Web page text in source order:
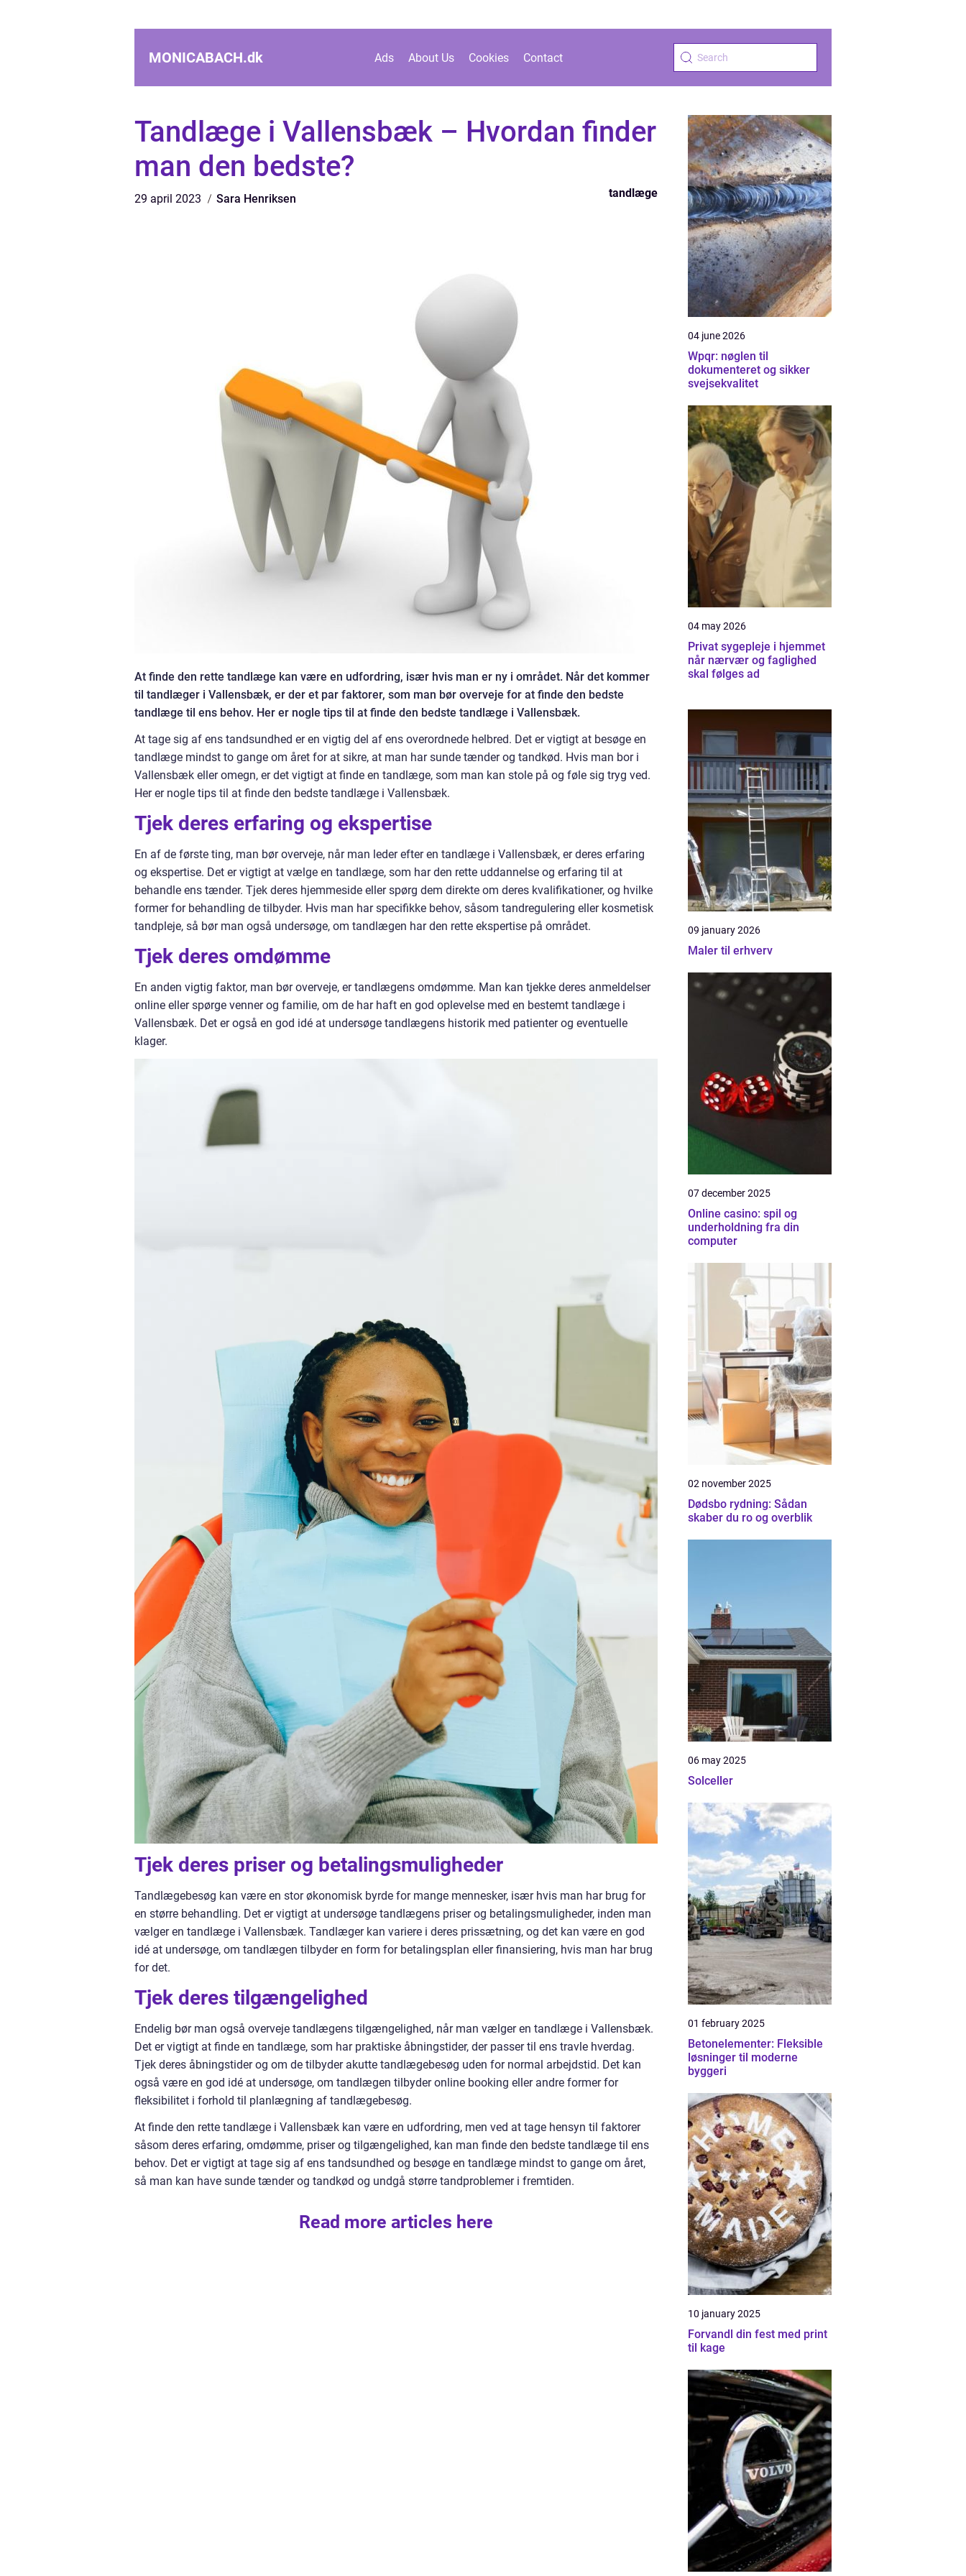
MONICABACH.dk Ads About Us Cookies Contact
Tandlæge i Vallensbæk – Hvordan finder
man den bedste?
29 april 2023 Sara Henriksen tandlæge
At finde den rette tandlæge kan være en udfordring, især hvis man er ny i området. Når det kommer
til tandlæger i Vallensbæk, er der et par faktorer, som man bør overveje for at finde den bedste
tandlæge til ens behov. Her er nogle tips til at finde den bedste tandlæge i Vallensbæk.
At tage sig af ens tandsundhed er en vigtig del af ens overordnede helbred. Det er vigtigt at besøge en
tandlæge mindst to gange om året for at sikre, at man har sunde tænder og tandkød. Hvis man bor i
Vallensbæk eller omegn, er det vigtigt at finde en tandlæge, som man kan stole på og føle sig tryg ved.
Her er nogle tips til at finde den bedste tandlæge i Vallensbæk.
Tjek deres erfaring og ekspertise
En af de første ting, man bør overveje, når man leder efter en tandlæge i Vallensbæk, er deres erfaring
og ekspertise. Det er vigtigt at vælge en tandlæge, som har den rette uddannelse og erfaring til at
behandle ens tænder. Tjek deres hjemmeside eller spørg dem direkte om deres kvalifikationer, og hvilke
former for behandling de tilbyder. Hvis man har specifikke behov, såsom tandregulering eller kosmetisk
tandpleje, så bør man også undersøge, om tandlægen har den rette ekspertise på området.
Tjek deres omdømme
En anden vigtig faktor, man bør overveje, er tandlægens omdømme. Man kan tjekke deres anmeldelser
online eller spørge venner og familie, om de har haft en god oplevelse med en bestemt tandlæge i
Vallensbæk. Det er også en god idé at undersøge tandlægens historik med patienter og eventuelle
klager.
Tjek deres priser og betalingsmuligheder
Tandlægebesøg kan være en stor økonomisk byrde for mange mennesker, især hvis man har brug for
en større behandling. Det er vigtigt at undersøge tandlægens priser og betalingsmuligheder, inden man
vælger en tandlæge i Vallensbæk. Tandlæger kan variere i deres prissætning, og det kan være en god
idé at undersøge, om tandlægen tilbyder en form for betalingsplan eller finansiering, hvis man har brug
for det.
Tjek deres tilgængelighed
Endelig bør man også overveje tandlægens tilgængelighed, når man vælger en tandlæge i Vallensbæk.
Det er vigtigt at finde en tandlæge, som har praktiske åbningstider, der passer til ens travle hverdag.
Tjek deres åbningstider og om de tilbyder akutte tandlægebesøg uden for normal arbejdstid. Det kan
også være en god idé at undersøge, om tandlægen tilbyder online booking eller andre former for
fleksibilitet i forhold til planlægning af tandlægebesøg.
At finde den rette tandlæge i Vallensbæk kan være en udfordring, men ved at tage hensyn til faktorer
såsom deres erfaring, omdømme, priser og tilgængelighed, kan man finde den bedste tandlæge til ens
behov. Det er vigtigt at tage sig af ens tandsundhed og besøge en tandlæge mindst to gange om året,
så man kan have sunde tænder og tandkød og undgå større tandproblemer i fremtiden.
Read more articles here
04 june 2026
Wpqr: nøglen til
dokumenteret og sikker
svejsekvalitet
04 may 2026
Privat sygepleje i hjemmet
når nærvær og faglighed
skal følges ad
09 january 2026
Maler til erhverv
07 december 2025
Online casino: spil og
underholdning fra din
computer
02 november 2025
Dødsbo rydning: Sådan
skaber du ro og overblik
06 may 2025
Solceller
01 february 2025
Betonelementer: Fleksible
løsninger til moderne
byggeri
10 january 2025
Forvandl din fest med print
til kage